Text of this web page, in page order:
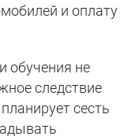
и оплату
обучения не
следствие
сесть